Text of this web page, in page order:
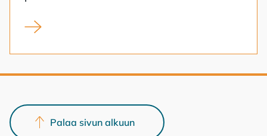
Kunnan kampanja tarjoaa omakotitontteja alehintaan
Palaa sivun alkuun